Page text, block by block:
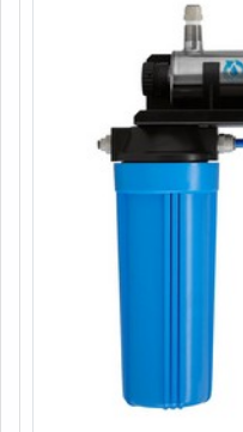
qualidade, a empresa
purificador de água IBBL
master CGA.Tudo isso por
comprometida com seus
responsável, padrões
alta qualidade onde são
treinamento com
fatores, agregados a uma
consultores associados e
uma entrega de excelência